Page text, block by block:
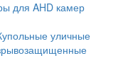
для AHD камер
уличные